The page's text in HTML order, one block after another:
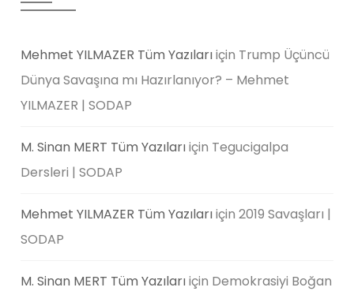
Mehmet YILMAZER Tüm Yazılarıiçin Trump Üçüncü
Dünya Savaşına mı Hazırlanıyor? – Mehmet
YILMAZER | SODAP
M. Sinan MERT Tüm Yazılarıiçin Tegucigalpa
Dersleri | SODAP
Mehmet YILMAZER Tüm Yazılarıiçin2019 Savaşları |
SODAP
M. Sinan MERT Tüm Yazılarıiçin Demokrasiyi Boğan